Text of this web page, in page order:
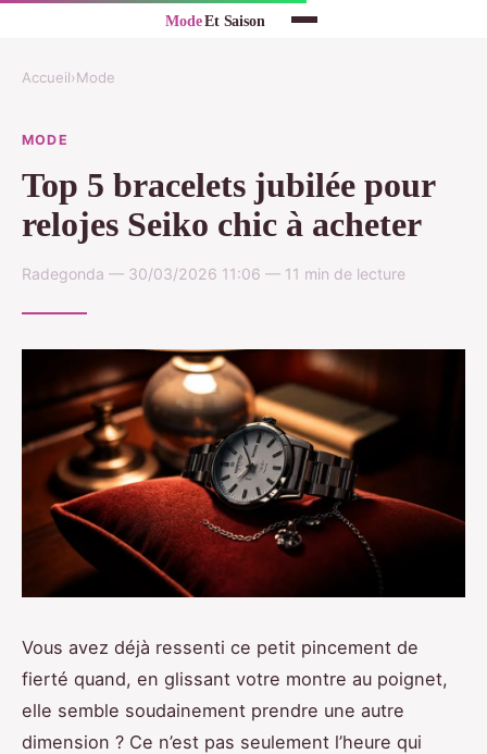
Accueil›Mode
MODE
Top 5 bracelets jubilée pour
relojes Seiko chic à acheter
Radegonda — 30/03/2026 11:06 — 11 min de lecture
Vous avez déjà ressenti ce petit pincement de
fierté quand, en glissant votre montre au poignet,
elle semble soudainement prendre une autre
dimension ? Ce n’est pas seulement l’heure qui